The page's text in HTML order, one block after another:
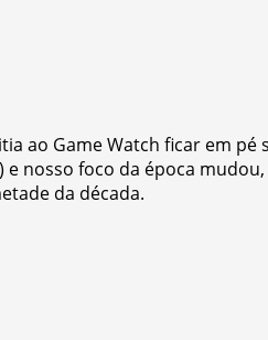
ao Game Watch ficar em pé
nosso foco da época
da década.